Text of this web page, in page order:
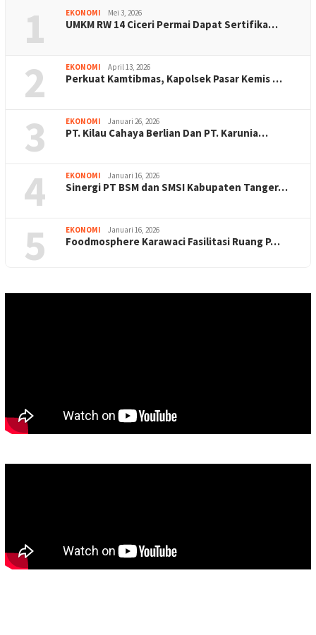
1 EKONOMI Mei 3, 2026
UMKM RW 14 Ciceri Permai Dapat Sertifika…
2 EKONOMI April 13, 2026
Perkuat Kamtibmas, Kapolsek Pasar Kemis …
3 EKONOMI Januari 26, 2026
PT. Kilau Cahaya Berlian Dan PT. Karunia…
4 EKONOMI Januari 16, 2026
Sinergi PT BSM dan SMSI Kabupaten Tanger…
5 EKONOMI Januari 16, 2026
Foodmosphere Karawaci Fasilitasi Ruang P…